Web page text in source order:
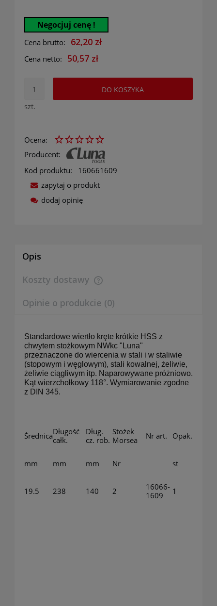
Negocjuj cenę !
Cena brutto: 62,20 zł
Cena netto: 50,57 zł
szt.
DO KOSZYKA
Ocena:
Producent:
Kod produktu:
160661609
zapytaj o produkt
dodaj opinię
Opis
Koszty dostawy
Cena nie zawiera ewentualnych kosztów płatności
Opinie o produkcie (0)
Standardowe wiertło kręte krótkie HSS z
chwytem stożkowym NWkc "Luna"
przeznaczone do wiercenia w stali i w staliwie
(stopowym i węglowym), stali kowalnej, żeliwie,
żeliwie ciągliwym itp. Naparowywane próżniowo.
Kąt wierzchołkowy 118°. Wymiarowanie zgodne
z DIN 345.
ŚrednicaDługość
całk.
Dług.
cz. rob.
Stożek
Morsea
Nr art. Opak.
mm mm mm Nr st
19.5 238 140 2
16066-
1609
1